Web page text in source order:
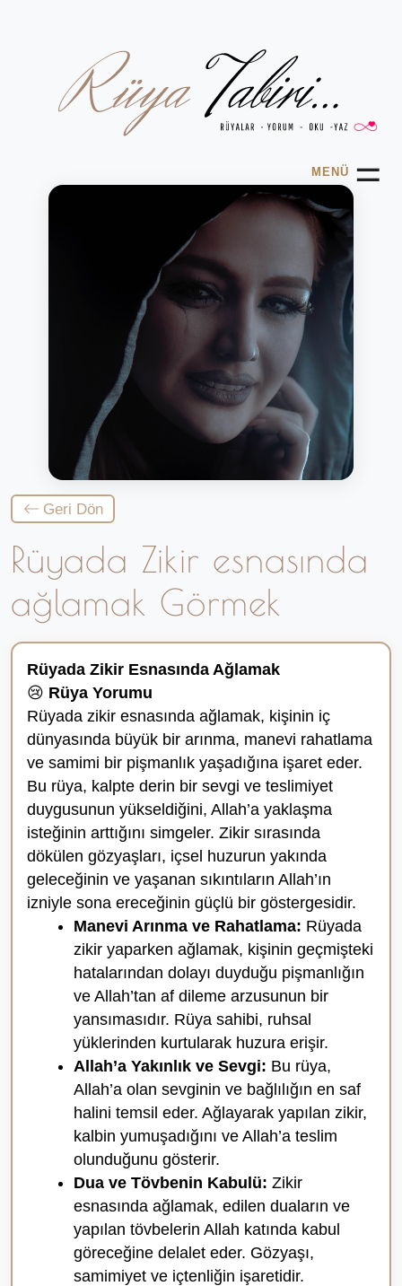
MENÜ ☰
Geri Dön
Rüyada Zikir esnasında
ağlamak Görmek
Rüyada Zikir Esnasında Ağlamak
😢 Rüya Yorumu
Rüyada zikir esnasında ağlamak, kişinin iç
dünyasında büyük bir arınma, manevi rahatlama
ve samimi bir pişmanlık yaşadığına işaret eder.
Bu rüya, kalpte derin bir sevgi ve teslimiyet
duygusunun yükseldiğini, Allah’a yaklaşma
isteğinin arttığını simgeler. Zikir sırasında
dökülen gözyaşları, içsel huzurun yakında
geleceğinin ve yaşanan sıkıntıların Allah’ın
izniyle sona ereceğinin güçlü bir göstergesidir.
Manevi Arınma ve Rahatlama: Rüyada
zikir yaparken ağlamak, kişinin geçmişteki
hatalarından dolayı duyduğu pişmanlığın
ve Allah’tan af dileme arzusunun bir
yansımasıdır. Rüya sahibi, ruhsal
yüklerinden kurtularak huzura erişir.
Allah’a Yakınlık ve Sevgi: Bu rüya,
Allah’a olan sevginin ve bağlılığın en saf
halini temsil eder. Ağlayarak yapılan zikir,
kalbin yumuşadığını ve Allah’a teslim
olunduğunu gösterir.
Dua ve Tövbenin Kabulü: Zikir
esnasında ağlamak, edilen duaların ve
yapılan tövbelerin Allah katında kabul
göreceğine delalet eder. Gözyaşı,
samimiyet ve içtenliğin işaretidir.